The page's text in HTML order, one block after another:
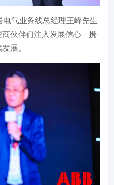
气业务线总经理王峰先生
伙伴们注入发展信心，携
展。